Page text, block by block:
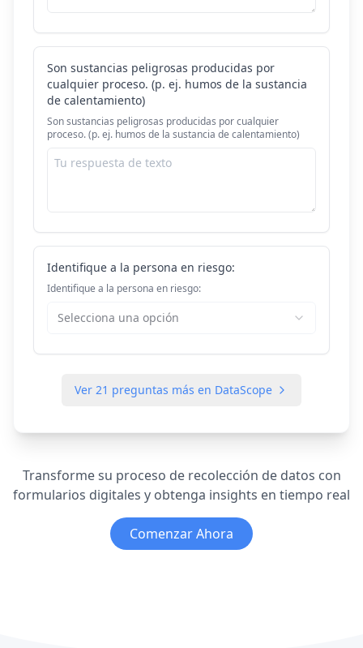
Son sustancias peligrosas producidas por
cualquier proceso. (p. ej. humos de la sustancia
de calentamiento)
Son sustancias peligrosas producidas por cualquier
proceso. (p. ej. humos de la sustancia de calentamiento)
Identifique a la persona en riesgo:
Identifique a la persona en riesgo:
Selecciona una opción
Ver 21 preguntas más en DataScope
Transforme su proceso de recolección de datos con
formularios digitales y obtenga insights en tiempo real
Comenzar Ahora